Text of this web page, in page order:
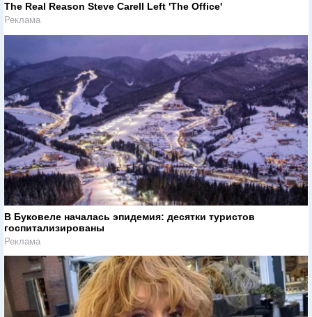
The Real Reason Steve Carell Left 'The Office'
Реклама
В Буковеле началась эпидемия: десятки туристов
госпитализированы
Реклама